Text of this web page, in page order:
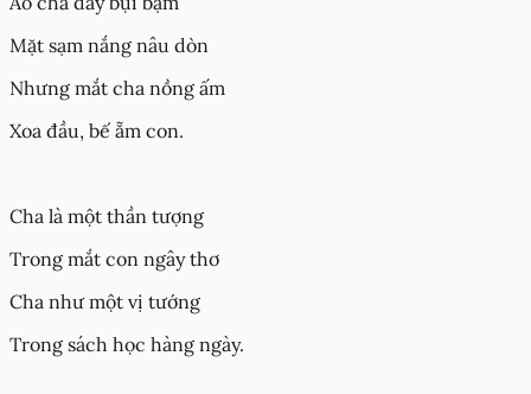
Mặt sạm nắng nâu dòn
Nhưng mắt cha nồng ấm
Xoa đầu, bế ẵm con.
Cha là một thần tượng
Trong mắt con ngây thơ
Cha như một vị tướng
Trong sách học hàng ngày.